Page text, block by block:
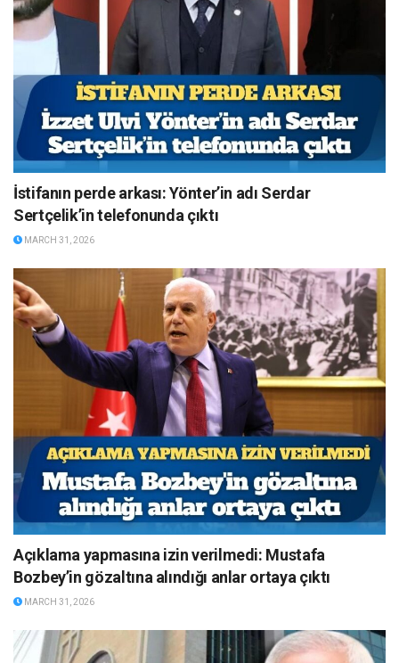
İstifanın perde arkası: Yönter’in adı Serdar
Sertçelik’in telefonunda çıktı
MARCH 31, 2026
Açıklama yapmasına izin verilmedi: Mustafa
Bozbey’in gözaltına alındığı anlar ortaya çıktı
MARCH 31, 2026